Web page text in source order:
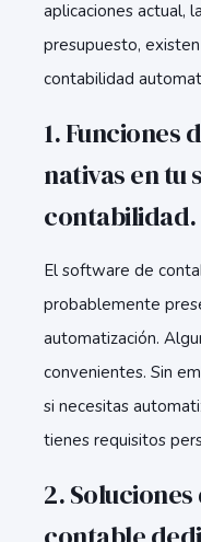
aplicaciones actual,
presupuesto,
contabilidad
1. Funciones
nativas en tu
contabilidad.
El software de
probablemente
automatización.
convenientes. Sin
si necesitas
tienes requisitos
2.